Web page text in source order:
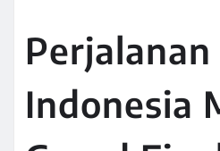
Perjalanan
Indonesia